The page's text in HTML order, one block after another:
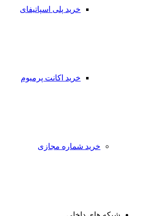
خرید پلی اسپاتیفای
خرید اکانت پرمیوم
خرید شماره مجازی